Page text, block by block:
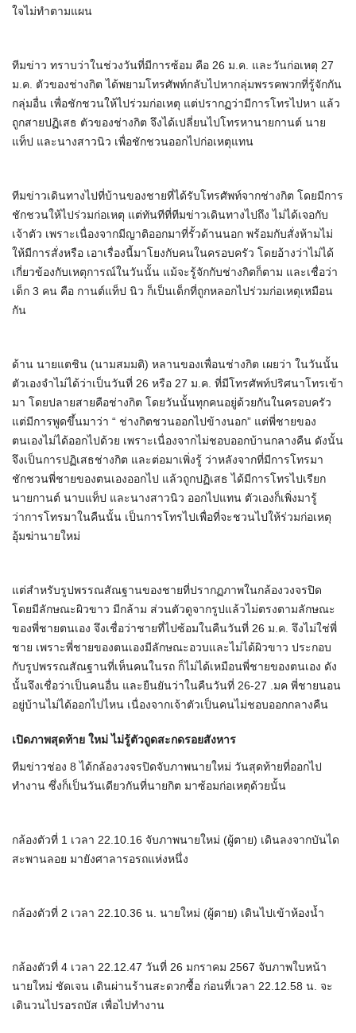
ใจไม่ทำตามแผน
ทีมข่าว ทราบว่าในช่วงวันที่มีการซ้อม คือ 26 ม.ค. และวันก่อเหตุ 27
ม.ค. ตัวของช่างกิต ได้พยามโทรศัพท์กลับไปหากลุ่มพรรคพวกที่รู้จักกัน
กลุ่มอื่น เพื่อชักชวนให้ไปร่วมก่อเหตุ แต่ปรากฏว่ามีการโทรไปหา แล้ว
ถูกสายปฏิเสธ ตัวของช่างกิต จึงได้เปลี่ยนไปโทรหานายกานต์ นาย
แท็ป และนางสาวนิว เพื่อชักชวนออกไปก่อเหตุแทน
ทีมข่าวเดินทางไปที่บ้านของชายที่ได้รับโทรศัพท์จากช่างกิต โดยมีการ
ชักชวนให้ไปร่วมก่อเหตุ แต่ทันทีที่ทีมข่าวเดินทางไปถึง ไม่ได้เจอกับ
เจ้าตัว เพราะเนื่องจากมีญาติออกมาที่รั้วด้านนอก พร้อมกับสั่งห้ามไม่
ให้มีการสั่งหรือ เอาเรื่องนี้มาโยงกับคนในครอบครัว โดยอ้างว่าไม่ได้
เกี่ยวข้องกับเหตุการณ์ในวันนั้น แม้จะรู้จักกับช่างกิตก็ตาม และเชื่อว่า
เด็ก 3 คน คือ กานต์แท็ป นิว ก็เป็นเด็กที่ถูกหลอกไปร่วมก่อเหตุเหมือน
กัน
ด้าน นายแตชิน (นามสมมติ) หลานของเพื่อนช่างกิต เผยว่า ในวันนั้น
ตัวเองจำไม่ได้ว่าเป็นวันที่ 26 หรือ 27 ม.ค. ที่มีโทรศัพท์ปริศนาโทรเข้า
มา โดยปลายสายคือช่างกิต โดยวันนั้นทุกคนอยู่ด้วยกันในครอบครัว
แต่มีการพูดขึ้นมาว่า “ ช่างกิตชวนออกไปข้างนอก” แต่พี่ชายของ
ตนเองไม่ได้ออกไปด้วย เพราะเนื่องจากไม่ชอบออกบ้านกลางคืน ดังนั้น
จึงเป็นการปฏิเสธช่างกิต และต่อมาเพิ่งรู้ ว่าหลังจากที่มีการโทรมา
ชักชวนพี่ชายของตนเองออกไป แล้วถูกปฏิเสธ ได้มีการโทรไปเรียก
นายกานต์ นาบแท็ป และนางสาวนิว ออกไปแทน ตัวเองก็เพิ่งมารู้
ว่าการโทรมาในคืนนั้น เป็นการโทรไปเพื่อที่จะชวนไปให้ร่วมก่อเหตุ
อุ้มฆ่านายใหม่
แต่สำหรับรูปพรรณสัณฐานของชายที่ปรากฏภาพในกล้องวงจรปิด
โดยมีลักษณะผิวขาว มีกล้าม ส่วนตัวดูจากรูปแล้วไม่ตรงตามลักษณะ
ของพี่ชายตนเอง จึงเชื่อว่าชายที่ไปซ้อมในคืนวันที่ 26 ม.ค. จึงไม่ใช่พี่
ชาย เพราะพี่ชายของตนเองมีลักษณะอวบและไม่ได้ผิวขาว ประกอบ
กับรูปพรรณสัณฐานที่เห็นคนในรถ ก็ไม่ได้เหมือนพี่ชายของตนเอง ดัง
นั้นจึงเชื่อว่าเป็นคนอื่น และยืนยันว่าในคืนวันที่ 26-27 .มค พี่ชายนอน
อยู่บ้านไม่ได้ออกไปไหน เนื่องจากเจ้าตัวเป็นคนไม่ชอบออกกลางคืน
เปิดภาพสุดท้าย ใหม่ ไม่รู้ตัวถูดสะกดรอยสังหาร
ทีมข่าวช่อง 8 ได้กล้องวงจรปิดจับภาพนายใหม่ วันสุดท้ายที่ออกไป
ทำงาน ซึ่งก็เป็นวันเดียวกันที่นายกิต มาซ้อมก่อเหตุด้วยนั้น
กล้องตัวที่ 1 เวลา 22.10.16 จับภาพนายใหม่ (ผู้ตาย) เดินลงจากบันได
สะพานลอย มายังศาลารอรถแห่งหนึ่ง
กล้องตัวที่ 2 เวลา 22.10.36 น. นายใหม่ (ผู้ตาย) เดินไปเข้าห้องน้ำ
กล้องตัวที่ 4 เวลา 22.12.47 วันที่ 26 มกราคม 2567 จับภาพใบหน้า
นายใหม่ ชัดเจน เดินผ่านร้านสะดวกซื้อ ก่อนที่เวลา 22.12.58 น. จะ
เดินวนไปรอรถบัส เพื่อไปทำงาน